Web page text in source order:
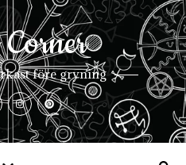
före gryning